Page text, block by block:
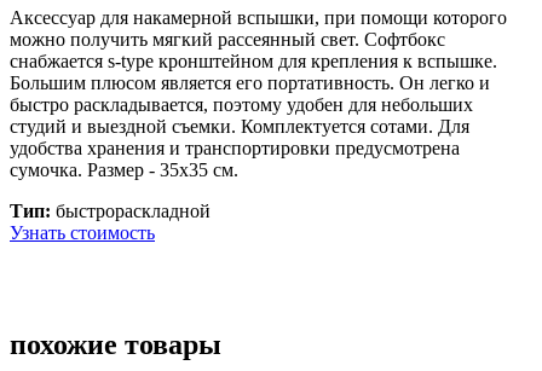
Аксессуар для накамерной вспышки, при помощи которого
можно получить мягкий рассеянный свет. Софтбокс
снабжается s-type кронштейном для крепления к вспышке.
Большим плюсом является его портативность. Он легко и
быстро раскладывается, поэтому удобен для небольших
студий и выездной съемки. Комплектуется сотами. Для
удобства хранения и транспортировки предусмотрена
сумочка. Размер - 35х35 см.
Тип: быстрораскладной
Узнать стоимость
похожие товары